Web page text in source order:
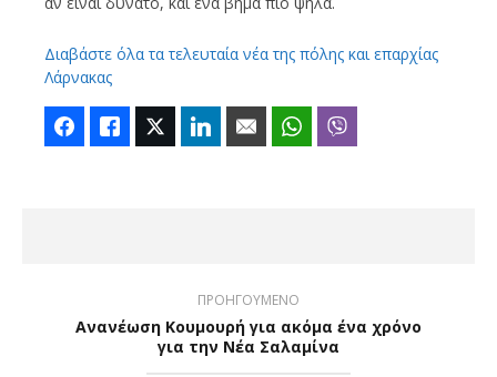
Διαβάστε όλα τα τελευταία νέα της πόλης και επαρχίας
Λάρνακας
FacebookLike Twitter LinkedIn Email WhatsApp
ΠΡΟΗΓΟΥΜΕΝΟ
Ανανέωση Κουμουρή για ακόμα ένα χρόνο
για την Νέα Σαλαμίνα